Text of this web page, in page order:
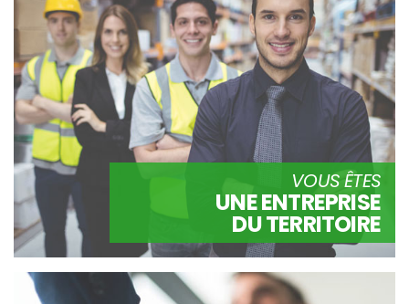
VOUS ÊTES
UNE ENTREPRISE
DU TERRITOIRE